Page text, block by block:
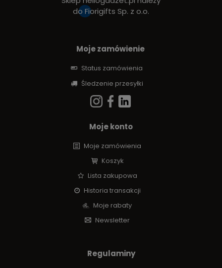
do Fiorigifts Sp. z o.o.
Moje zamówienie
Status zamówienia
Śledzenie przesyłki
Moje konto
Moje zamówienia
Koszyk
Lista zakupowa
Historia transakcji
Moje rabaty
Newsletter
Regulaminy